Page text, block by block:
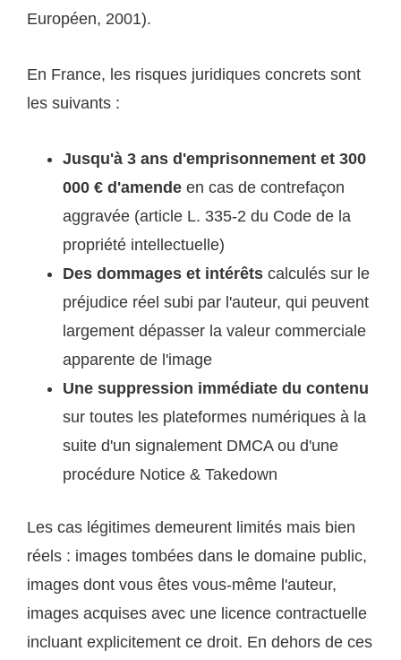
Européen, 2001).
En France, les risques juridiques concrets sont
les suivants :
Jusqu'à 3 ans d'emprisonnement et 300
000 € d'amende en cas de contrefaçon
aggravée (article L. 335-2 du Code de la
propriété intellectuelle)
Des dommages et intérêts calculés sur le
préjudice réel subi par l'auteur, qui peuvent
largement dépasser la valeur commerciale
apparente de l'image
Une suppression immédiate du contenu
sur toutes les plateformes numériques à la
suite d'un signalement DMCA ou d'une
procédure Notice & Takedown
Les cas légitimes demeurent limités mais bien
réels : images tombées dans le domaine public,
images dont vous êtes vous-même l'auteur,
images acquises avec une licence contractuelle
incluant explicitement ce droit. En dehors de ces